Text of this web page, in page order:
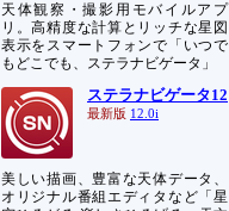
天体観察・撮影用モバイルアプ
リ。高精度な計算とリッチな星図
表示をスマートフォンで「いつで
もどこでも、ステラナビゲータ」
ステラナビゲータ12
最新版 12.0i
美しい描画、豊富な天体データ、
オリジナル番組エディタなど「星